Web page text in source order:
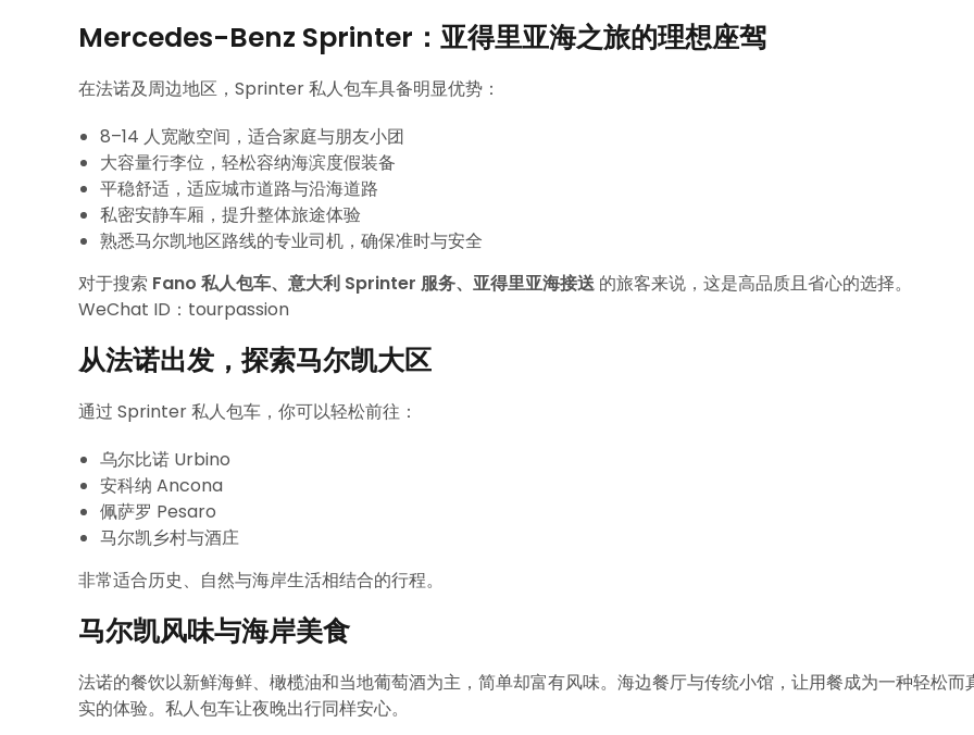
Mercedes-Benz Sprinter：亚得里亚海之旅的理想座驾
在法诺及周边地区，Sprinter 私人包车具备明显优势：
8–14 人宽敞空间，适合家庭与朋友小团
大容量行李位，轻松容纳海滨度假装备
平稳舒适，适应城市道路与沿海道路
私密安静车厢，提升整体旅途体验
熟悉马尔凯地区路线的专业司机，确保准时与安全
对于搜索 Fano 私人包车、意大利 Sprinter 服务、亚得里亚海接送 的旅客来说，这是高品质且省心的选择。
WeChat ID：tourpassion
从法诺出发，探索马尔凯大区
通过 Sprinter 私人包车，你可以轻松前往：
乌尔比诺 Urbino
安科纳 Ancona
佩萨罗 Pesaro
马尔凯乡村与酒庄
非常适合历史、自然与海岸生活相结合的行程。
马尔凯风味与海岸美食
法诺的餐饮以新鲜海鲜、橄榄油和当地葡萄酒为主，简单却富有风味。海边餐厅与传统小馆，让用餐成为一种轻松而
实的体验。私人包车让夜晚出行同样安心。